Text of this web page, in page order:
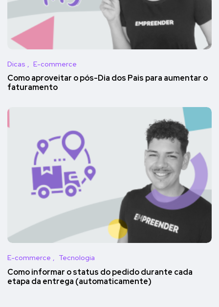
Dicas E-commerce
Como aproveitar o pós-Dia dos Pais para aumentar o
faturamento
E-commerce Tecnologia
Como informar o status do pedido durante cada
etapa da entrega (automaticamente)